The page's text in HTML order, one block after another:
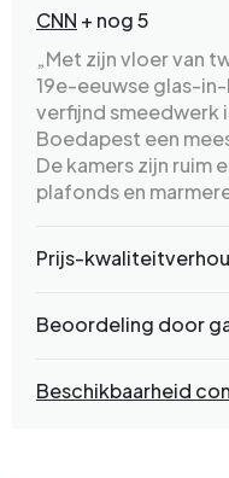
CNN + nog 5
„Met zijn vloer van
19e-eeuwse glas-
verfijnd smeedwerk
Boedapest een
De kamers zijn ruim
plafonds en
Prijs-
Beoordeling door
Beschikbaarheid